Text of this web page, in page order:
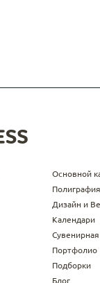
Основной
Полиграфия
Дизайн и
Календари
Портфолио
Подборки
Блог